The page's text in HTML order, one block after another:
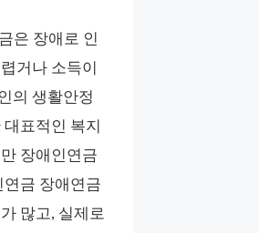
은 장애로 인
거나 소득이
의 생활안정
표적인 복지
장애인연금
연금 장애연금
많고, 실제로